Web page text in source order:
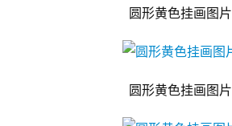
圆形黄色挂画图片
圆形黄色挂画图片